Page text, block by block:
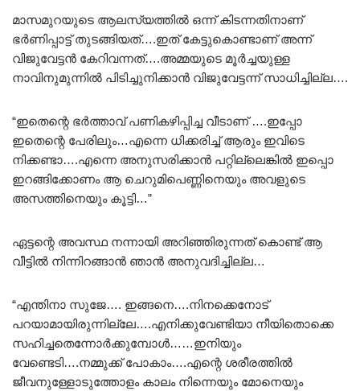
മാസമുറയുടെ ആലസ്യത്തിൽ ഒന്ന് കിടന്നതിനാണ്
ഭർണിപ്പാട്ട് തുടങ്ങിയത്….ഇത് കേട്ടുകൊണ്ടാണ് അന്ന്
വിജുവേട്ടൻ കേറിവന്നത്….അമ്മയുടെ മൂർച്ചയുള്ള
നാവിനുമുന്നിൽ പിടിച്ചുനിക്കാൻ വിജുവേട്ടന്ന് സാധിച്ചില്ല….
“ഇതെന്റെ ഭർത്താവ് പണികഴിപ്പിച്ച വീടാണ് ….ഇപ്പോ
ഇതെന്റെ പേരിലും…എന്നെ ധിക്കരിച്ച് ആരും ഇവിടെ
നിക്കണ്ടാ….എന്നെ അനുസരിക്കാൻ പറ്റില്ലെങ്കിൽ ഇപ്പൊ
ഇറങ്ങിക്കോണം ആ ചെറുമിപെണ്ണിനെയും അവളുടെ
അസത്തിനെയും കൂട്ടി…”
ഏട്ടന്റെ അവസ്ഥ നന്നായി അറിഞ്ഞിരുന്നത് കൊണ്ട് ആ
വീട്ടിൽ നിന്നിറങ്ങാൻ ഞാൻ അനുവദിച്ചില്ല…
“എന്തിനാ സുജേ…. ഇങ്ങനെ….നിനക്കെനോട്
പറയാമായിരുന്നില്ലേ….എനിക്കുവേണ്ടിയാ നീയിതൊക്കെ
സഹിച്ചതെന്നോർക്കുമ്പോൾ……ഇനിയും
വേണ്ടെടി….നമ്മുക്ക് പോകാം….എന്റെ ശരീരത്തിൽ
ജീവനുള്ളോടുത്തോളം കാലം നിന്നെയും മോനെയും